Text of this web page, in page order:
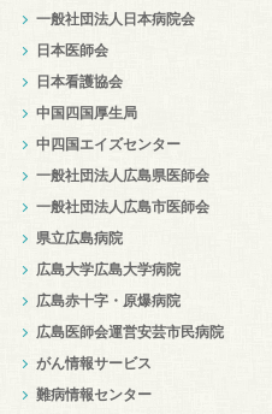
一般社団法人日本病院会
日本医師会
日本看護協会
中国四国厚生局
中四国エイズセンター
一般社団法人広島県医師会
一般社団法人広島市医師会
県立広島病院
広島大学広島大学病院
広島赤十字・原爆病院
広島医師会運営安芸市民病院
がん情報サービス
難病情報センター